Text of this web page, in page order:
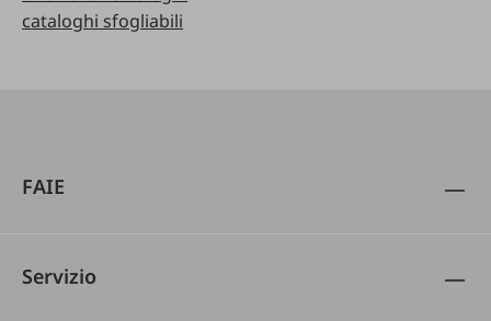
cataloghi sfogliabili
FAIE
Servizio